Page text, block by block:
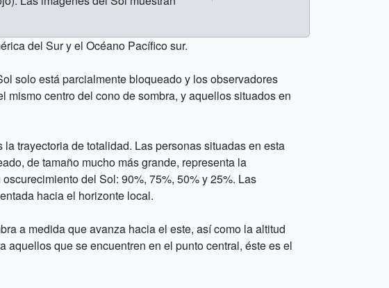
del Sur y el Océano Pacífico sur.
solo está parcialmente bloqueado y los observadores
centro del cono de sombra, y aquellos situados en
trayectoria de totalidad. Las personas situadas en esta
de tamaño mucho más grande, representa la
del Sol: 90%, 75%, 50% y 25%. Las
hacia el horizonte local.
a medida que avanza hacia el este, así como la altitud
que se encuentren en el punto central, éste es el